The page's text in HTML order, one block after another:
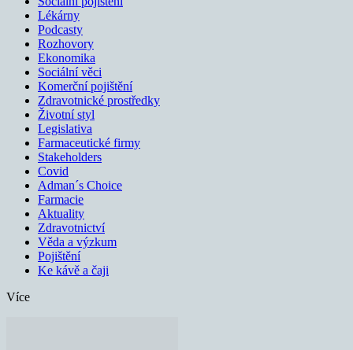
Lékárny
Podcasty
Rozhovory
Ekonomika
Sociální věci
Komerční pojištění
Zdravotnické prostředky
Životní styl
Legislativa
Farmaceutické firmy
Stakeholders
Covid
Adman´s Choice
Farmacie
Aktuality
Zdravotnictví
Věda a výzkum
Pojištění
Ke kávě a čaji
Více